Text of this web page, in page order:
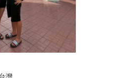
灣